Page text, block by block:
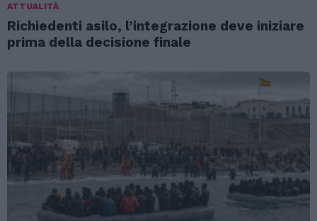
ATTUALITÀ
Richiedenti asilo, l’integrazione deve iniziare
prima della decisione finale